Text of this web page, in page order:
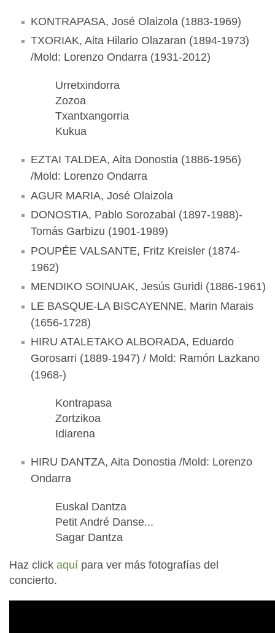
KONTRAPASA, José Olaizola (1883-1969)
TXORIAK, Aita Hilario Olazaran (1894-1973)
/Mold: Lorenzo Ondarra (1931-2012)
Urretxindorra
Zozoa
Txantxangorria
Kukua
EZTAI TALDEA, Aita Donostia (1886-1956)
/Mold: Lorenzo Ondarra
AGUR MARIA, José Olaizola
DONOSTIA, Pablo Sorozabal (1897-1988)-
Tomás Garbizu (1901-1989)
POUPÉE VALSANTE, Fritz Kreisler (1874-
1962)
MENDIKO SOINUAK, Jesús Guridi (1886-1961)
LE BASQUE-LA BISCAYENNE, Marin Marais
(1656-1728)
HIRU ATALETAKO ALBORADA, Eduardo
Gorosarri (1889-1947) / Mold: Ramón Lazkano
(1968-)
Kontrapasa
Zortzikoa
Idiarena
HIRU DANTZA, Aita Donostia /Mold: Lorenzo
Ondarra
Euskal Dantza
Petit André Danse...
Sagar Dantza
Haz click aquí para ver más fotografías del
concierto.